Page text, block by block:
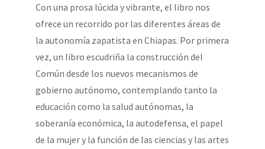
Con una prosa lúcida y vibrante, el libro nos
ofrece un recorrido por las diferentes áreas de
la autonomía zapatista en Chiapas. Por primera
vez, un libro escudriña la construcción del
Común desde los nuevos mecanismos de
gobierno autónomo, contemplando tanto la
educación como la salud autónomas, la
soberanía económica, la autodefensa, el papel
de la mujer y la función de las ciencias y las artes